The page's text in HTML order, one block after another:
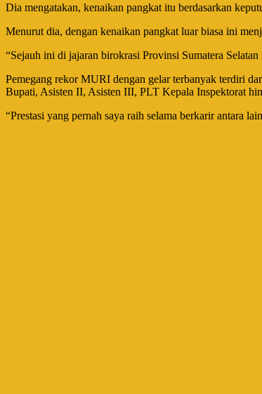
Dia mengatakan, kenaikan pangkat itu berdasarkan
Menurut dia, dengan kenaikan pangkat luar biasa ini
“Sejauh ini di jajaran birokrasi Provinsi Sumatera
Pemegang rekor MURI dengan gelar terbanyak terdiri
Bupati, Asisten II, Asisten III, PLT Kepala Inspektorat
“Prestasi yang pernah saya raih selama berkarir antara